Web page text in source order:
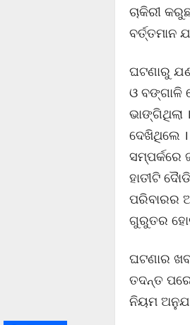
ଚାକିରୀ
ବର୍ତ୍ତମାନ
ଘଟଣାରୁ
ଓ ବଙ୍ଗାଳି
ଭାଙ୍ଗିଥିଲା
ଦେଖିଥିଲେ
ସମ୍ପର୍କରେ
ହାତୀଟି
ପରିବାରର
ଗୁରୁତର
ଘଟଣାର
ତଦନ୍ତ
ନିୟମ